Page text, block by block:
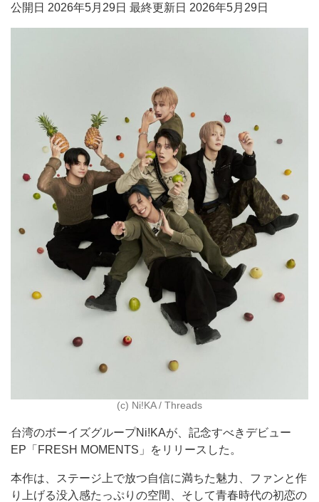
公開日 2026年5月29日 最終更新日 2026年5月29日
(c) Ni!KA / Threads
台湾のボーイズグループNi!KAが、記念すべきデビュー
EP「FRESH MOMENTS」をリリースした。
本作は、ステージ上で放つ自信に満ちた魅力、ファンと作
り上げる没入感たっぷりの空間、そして青春時代の初恋の